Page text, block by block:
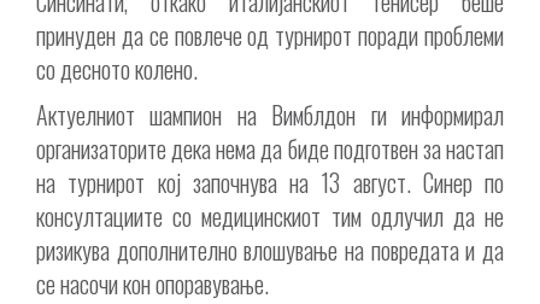
принуден да се повлече од турнирот поради проблеми
со десното колено.
Актуелниот шампион на Вимблдон ги информирал
организаторите дека нема да биде подготвен за настап
на турнирот кој започнува на 13 август. Синер по
консултациите со медицинскиот тим одлучил да не
ризикува дополнително влошување на повредата и да
се насочи кон опоравување.